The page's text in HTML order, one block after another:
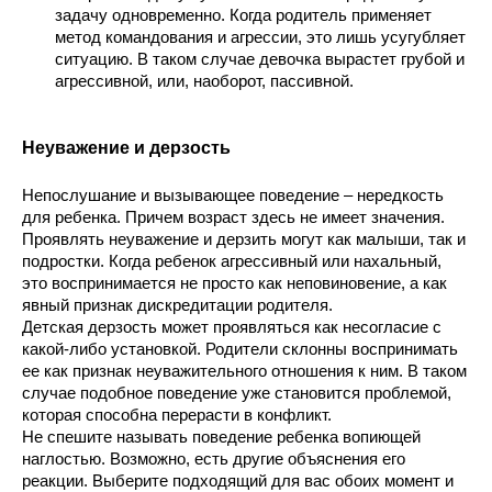
задачу одновременно. Когда родитель применяет
метод командования и агрессии, это лишь усугубляет
ситуацию. В таком случае девочка вырастет грубой и
агрессивной, или, наоборот, пассивной.
Неуважение и дерзость
Непослушание и вызывающее поведение – нередкость
для ребенка. Причем возраст здесь не имеет значения.
Проявлять неуважение и дерзить могут как малыши, так и
подростки. Когда ребенок агрессивный или нахальный,
это воспринимается не просто как неповиновение, а как
явный признак дискредитации родителя.
Детская дерзость может проявляться как несогласие с
какой-либо установкой. Родители склонны воспринимать
ее как признак неуважительного отношения к ним. В таком
случае подобное поведение уже становится проблемой,
которая способна перерасти в конфликт.
Не спешите называть поведение ребенка вопиющей
наглостью. Возможно, есть другие объяснения его
реакции. Выберите подходящий для вас обоих момент и